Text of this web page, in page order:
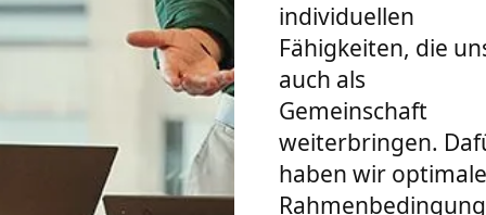
individuellen
Fähigkeiten, die
auch als
Gemeinschaft
weiterbringen.
haben wir optimale